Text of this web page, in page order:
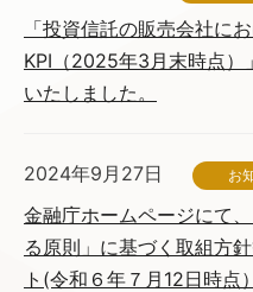
「投資信託の販売会社に
KPI（2025年3月末時点）
いたしました。
2024年9月27日 お
金融庁ホームページにて
る原則」に基づく取組方
ト(令和６年７月12日時点